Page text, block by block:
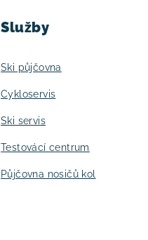
Služby
Ski půjčovna
Cykloservis
Ski servis
Testovácí centrum
Půjčovna nosičů kol